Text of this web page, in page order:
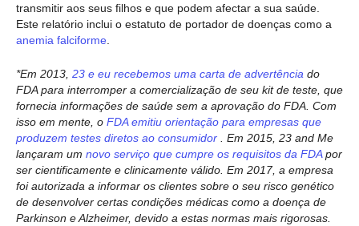
transmitir aos seus filhos e que podem afectar a sua saúde.
Este relatório inclui o estatuto de portador de doenças como a
anemia falciforme
*Em 2013, 23 e eu recebemos uma carta de advertência do
FDA para interromper a comercialização de seu kit de teste, que
fornecia informações de saúde sem a aprovação do FDA. Com
isso em mente, o FDA emitiu orientação para empresas que
produzem testes diretos ao consumidor . Em 2015, 23 and Me
lançaram um novo serviço que cumpre os requisitos da FDApor
ser cientificamente e clinicamente válido. Em 2017, a empresa
foi autorizada a informar os clientes sobre o seu risco genético
de desenvolver certas condições médicas como a doença de
Parkinson e Alzheimer, devido a estas normas mais rigorosas.